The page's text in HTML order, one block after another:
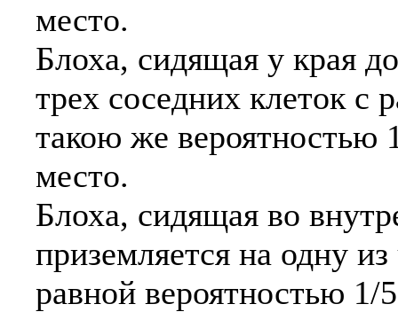
место.
Блоха, сидящая у края
трех соседних клеток с
такою же вероятностью
место.
Блоха, сидящая во
приземляется на одну
равной вероятностью